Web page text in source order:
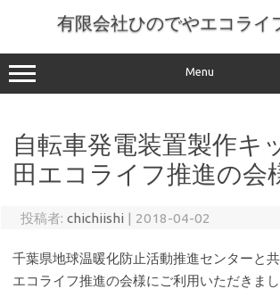
へ
ス
有限会社ひのでやエコライ
Menu
自転車発電装置製作
田エコライフ推進の会
投稿者: chichiishi | 2018-04-02
千葉県地球温暖化防止活動推進センターと
エコライフ推進の会様にご利用いただきまし